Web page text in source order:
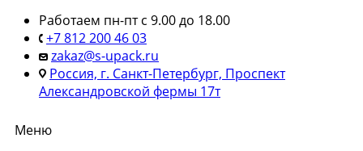
Работаем пн-пт с 9.00 до 18.00
+7 812 200 46 03
zakaz@s-upack.ru
Россия, г. Санкт-Петербург, Проспект
Александровской фермы 17т
Меню